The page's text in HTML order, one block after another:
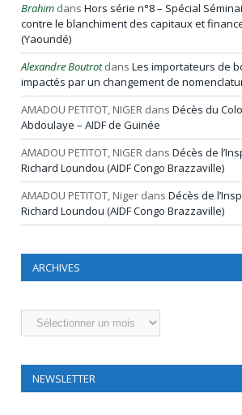
Brahim dans Hors série n°8 – Spécial
contre le blanchiment des capitaux et
(Yaoundé)
Alexandre Boutrotdans Les importateurs de
impactés par un changement de
AMADOU PETITOT, NIGER dans Décès du
Abdoulaye – AIDF de Guinée
AMADOU PETITOT, NIGER dans Décès de
Richard Loundou (AIDF Congo Brazzaville)
AMADOU PETITOT, Niger dans Décès de
Richard Loundou (AIDF Congo Brazzaville)
ARCHIVES
Archives
NEWSLETTER